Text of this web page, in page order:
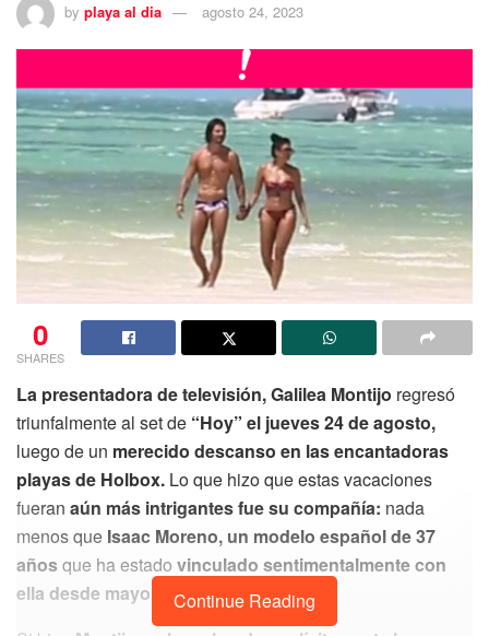
by playa al dia agosto 24, 2023
0
SHARES
La presentadora de televisión, Galilea Montijo regresó
triunfalmente al set de “Hoy” el jueves 24 de agosto,
luego de un merecido descanso en las encantadoras
playas de Holbox. Lo que hizo que estas vacaciones
fueran aún más intrigantes fue su compañía: nada
menos que Isaac Moreno, un modelo español de 37
años que ha estado vinculado sentimentalmente con
ella desde mayo de 2023.Continue Reading